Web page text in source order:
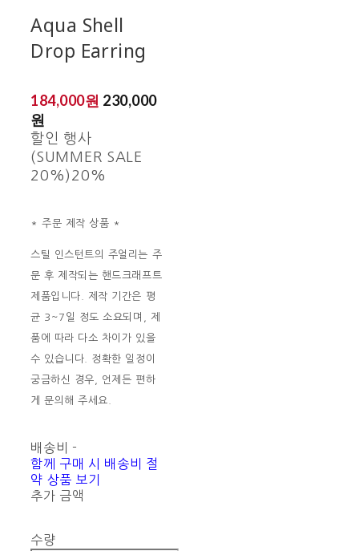
Aqua Shell
Drop Earring
184,000원 230,000
원
할인 행사
(SUMMER SALE
20%) 20%
* 주문 제작 상품 *
스틸 인스턴트의 주얼리는 주
문 후 제작되는 핸드크래프트
제품입니다. 제작 기간은 평
균 3~7일 정도 소요되며, 제
품에 따라 다소 차이가 있을
수 있습니다. 정확한 일정이
궁금하신 경우, 언제든 편하
게 문의해 주세요.
배송비 -
함께 구매 시 배송비 절
약 상품 보기
추가 금액
수량